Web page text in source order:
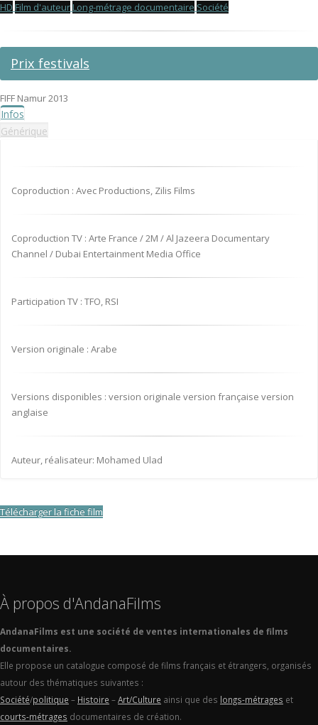
HD Film d'auteur Long-métrage documentaire Société
Prix festivals
FIFF Namur 2013
Infos
Générique
Coproduction : Avec Productions, Zilis Films
Coproduction TV : Arte France / 2M / Al Jazeera Documentary
Channel / Dubai Entertainment Media Office
Participation TV : TFO, RSI
Version originale : Arabe
Versions disponibles : version originale version française version
anglaise
Auteur, réalisateur: Mohamed Ulad
Télécharger la fiche film
À propos d'AndanaFilms
AndanaFilms est une société de ventes internationales de films
documentaires.
Elle propose un catalogue composé de films français et étrangers, organisés
autour des thématiques suivantes :
Société/politique – Histoire –Art/Culture ainsi que des longs-métrages et
courts-métrages documentaires de création.